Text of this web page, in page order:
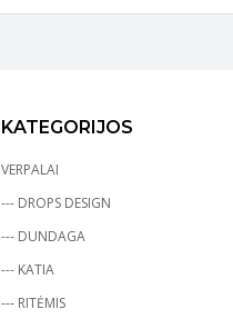
KATEGORIJOS
VERPALAI
--- DROPS DESIGN
--- DUNDAGA
--- KATIA
--- RITĖMIS